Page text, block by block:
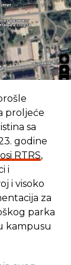
bi vi
ili
pronašli
“Sports”
od
2016”.
se vezano
nam se
sa
proljeće
sa
godine
RTRS,
i
i visoko
za
parka
kampusu